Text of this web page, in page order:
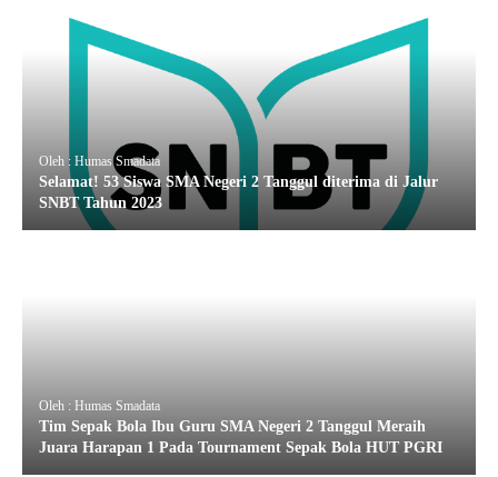
Oleh : Humas Smadata
Selamat! 53 Siswa SMA Negeri 2 Tanggul diterima di Jalur
SNBT Tahun 2023
Oleh : Humas Smadata
Tim Sepak Bola Ibu Guru SMA Negeri 2 Tanggul Meraih
Juara Harapan 1 Pada Tournament Sepak Bola HUT PGRI